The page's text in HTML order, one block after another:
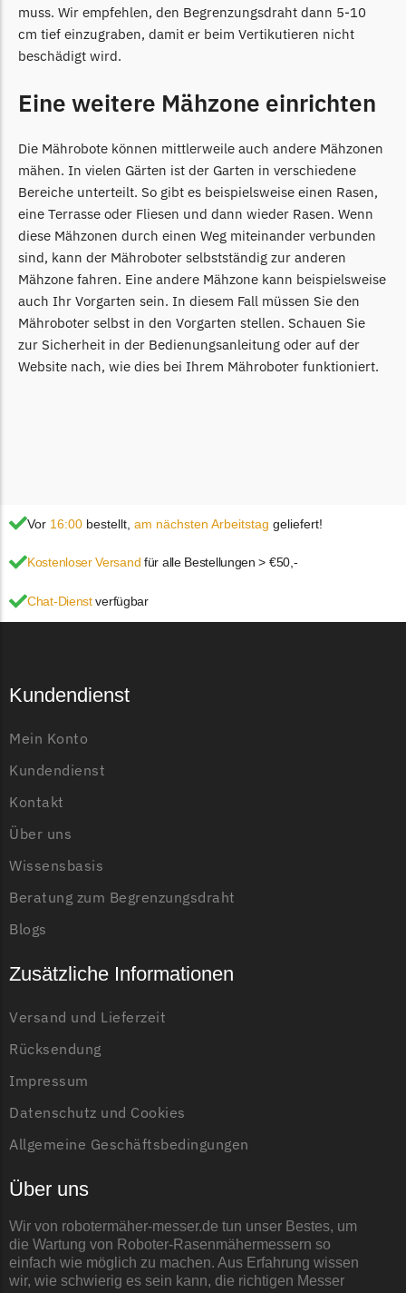
Yardforce Messer
Zoef Robot
Zoef Robot Messer
Begrenzungsdraht
muss. Wir empfehlen, den Begrenzungsdraht dann 5-10
cm tief einzugraben, damit er beim Vertikutieren nicht
beschädigt wird.
Eine weitere Mähzone einrichten
Die Mährobote können mittlerweile auch andere Mähzonen
mähen. In vielen Gärten ist der Garten in verschiedene
Bereiche unterteilt. So gibt es beispielsweise einen Rasen,
eine Terrasse oder Fliesen und dann wieder Rasen. Wenn
diese Mähzonen durch einen Weg miteinander verbunden
sind, kann der Mähroboter selbstständig zur anderen
Mähzone fahren. Eine andere Mähzone kann beispielsweise
auch Ihr Vorgarten sein. In diesem Fall müssen Sie den
Mähroboter selbst in den Vorgarten stellen. Schauen Sie
zur Sicherheit in der Bedienungsanleitung oder auf der
Website nach, wie dies bei Ihrem Mähroboter funktioniert.
Vor 16:00 bestellt, am nächsten Arbeitstag geliefert!
Kostenloser Versand für alle Bestellungen > €50,-
Chat-Dienstverfügbar
Kundendienst
Mein Konto
Kundendienst
Kontakt
Über uns
Wissensbasis
Beratung zum Begrenzungsdraht
Blogs
Zusätzliche Informationen
Versand und Lieferzeit
Rücksendung
Impressum
Datenschutz und Cookies
Allgemeine Geschäftsbedingungen
Über uns
Wir von robotermäher-messer.de tun unser Bestes, um
die Wartung von Roboter-Rasenmähermessern so
einfach wie möglich zu machen. Aus Erfahrung wissen
wir, wie schwierig es sein kann, die richtigen Messer